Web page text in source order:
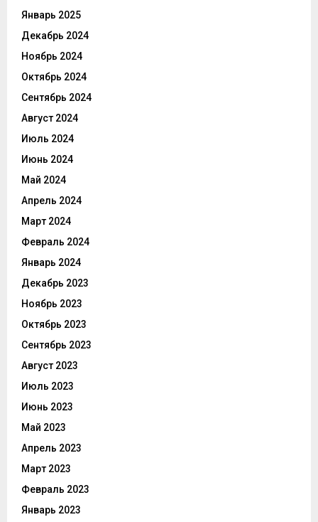
Январь 2025
Декабрь 2024
Ноябрь 2024
Октябрь 2024
Сентябрь 2024
Август 2024
Июль 2024
Июнь 2024
Май 2024
Апрель 2024
Март 2024
Февраль 2024
Январь 2024
Декабрь 2023
Ноябрь 2023
Октябрь 2023
Сентябрь 2023
Август 2023
Июль 2023
Июнь 2023
Май 2023
Апрель 2023
Март 2023
Февраль 2023
Январь 2023